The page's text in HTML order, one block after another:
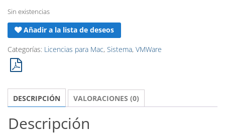
Sin existencias
Añadir a la lista de deseos
Categorías: Licencias para Mac, Sistema, VMWare
DESCRIPCIÓN VALORACIONES (0)
Descripción